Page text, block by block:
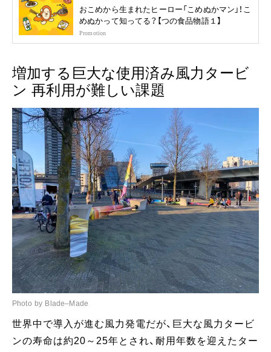
おこめから生まれたヒーロー「こめぬかマン」！こ
めぬかって知ってる？【つの食品物語１】
Promotion
増加する巨大な使用済み風力タービ
ン 再利用が難しい課題
Photo by Blade–Made
世界中で導入が進む風力発電だが、巨大な風力タービ
ンの寿命は約20～25年とされ、耐用年数を迎えたター